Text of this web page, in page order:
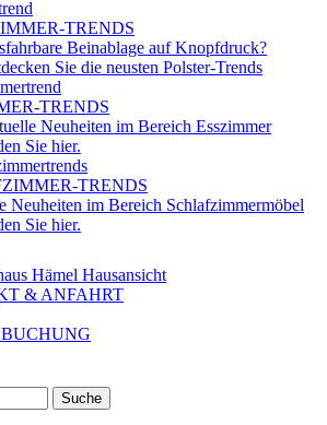
TRENDS
Beinablage auf Knopfdruck?
Sie die neusten Polster-Trends
TRENDS
Neuheiten im Bereich Esszimmer
Sie hier.
TRENDS
Neuheiten im Bereich Schlafzimmermöbel
Sie hier.
& ANFAHRT
Suche